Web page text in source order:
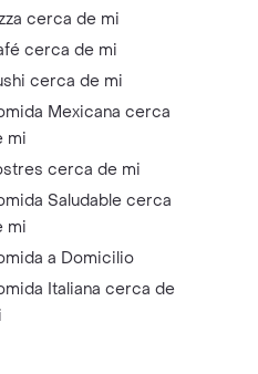
cerca de mi
cerca de mi
cerca de mi
Mexicana cerca
mi
cerca de mi
Saludable cerca
mi
a Domicilio
Italiana cerca de